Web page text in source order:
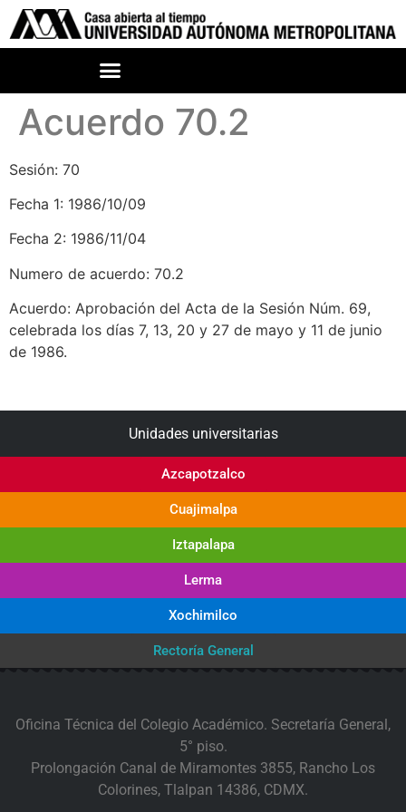
Acuerdo 70.2
Sesión: 70
Fecha 1: 1986/10/09
Fecha 2: 1986/11/04
Numero de acuerdo: 70.2
Acuerdo: Aprobación del Acta de la Sesión Núm. 69,
celebrada los días 7, 13, 20 y 27 de mayo y 11 de junio
de 1986.
Unidades universitarias
Azcapotzalco
Cuajimalpa
Iztapalapa
Lerma
Xochimilco
Rectoría General
Oficina Técnica del Colegio Académico. Secretaría General,
5° piso.
Prolongación Canal de Miramontes 3855, Rancho Los
Colorines, Tlalpan 14386, CDMX.